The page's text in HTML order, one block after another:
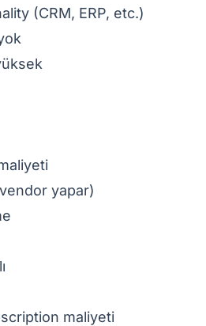
(CRM, ERP, etc.)
yapar)
maliyeti